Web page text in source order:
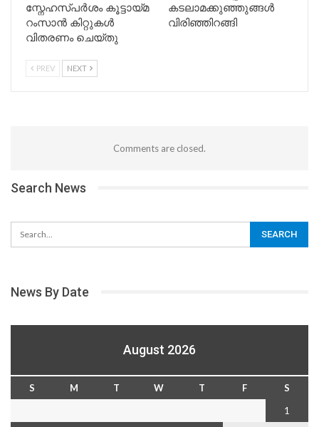
സ്നേഹസ്പർശം കൂട്ടായ്മ
റംസാൻ കിറ്റുകൾ
വിതരണം ചെയ്തു
കടലാമക്കുഞ്ഞുങ്ങൾ
വിരിഞ്ഞിറങ്ങി
PREV NEXT
Comments are closed.
Search News
News By Date
August 2026
S M T W T F
S
1